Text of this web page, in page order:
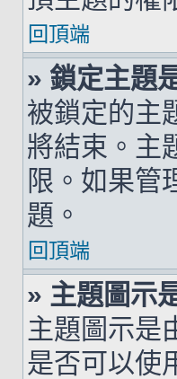
回頂端
» 鎖定主題
被鎖定的主
將結束。主
限。如果管
題。
回頂端
» 主題圖示
主題圖示是
是否可以使